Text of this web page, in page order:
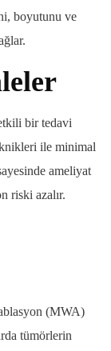
boyutunu ve
bir tedavi
ile minimal
ameliyat
riski azalır.
(MWA)
tümörlerin